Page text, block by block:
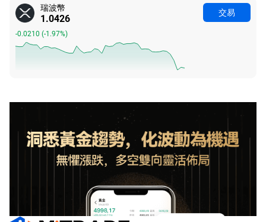
瑞波幣
1.0426
-0.0210 (-1.97%)
交易